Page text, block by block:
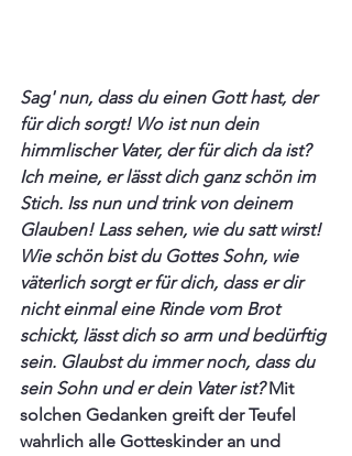
Sag' nun, dass du einen Gott hast, der
für dich sorgt! Wo ist nun dein
himmlischer Vater, der für dich da ist?
Ich meine, er lässt dich ganz schön im
Stich. Iss nun und trink von deinem
Glauben! Lass sehen, wie du satt wirst!
Wie schön bist du Gottes Sohn, wie
väterlich sorgt er für dich, dass er dir
nicht einmal eine Rinde vom Brot
schickt, lässt dich so arm und bedürftig
sein. Glaubst du immer noch, dass du
sein Sohn und er dein Vater ist? Mit
solchen Gedanken greift der Teufel
wahrlich alle Gotteskinder an und